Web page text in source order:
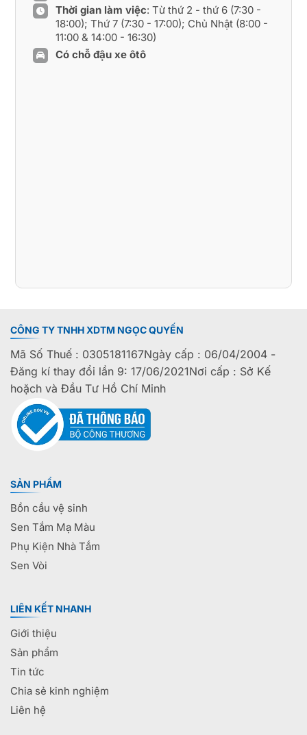
Thời gian làm việc: Từ thứ 2 - thứ 6 (7:30 -
18:00); Thứ 7 (7:30 - 17:00); Chủ Nhật (8:00 -
11:00 & 14:00 - 16:30)
Có chỗ đậu xe ôtô
CÔNG TY TNHH XDTM NGỌC QUYẾN
Mã Số Thuế : 0305181167Ngày cấp : 06/04/2004 -
Đăng kí thay đổi lần 9: 17/06/2021Nơi cấp : Sở Kế
hoặch và Đầu Tư Hồ Chí Minh
SẢN PHẨM
Bồn cầu vệ sinh
Sen Tắm Mạ Màu
Phụ Kiện Nhà Tắm
Sen Vòi
LIÊN KẾT NHANH
Giới thiệu
Sản phẩm
Tin tức
Chia sẻ kinh nghiệm
Liên hệ